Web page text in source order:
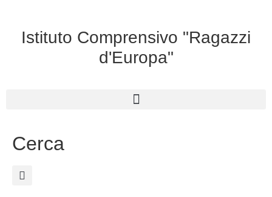
Istituto Comprensivo "Ragazzi
d'Europa"
Cerca